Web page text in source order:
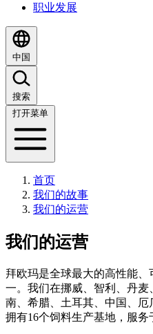
职业发展
中国
搜索
打开菜单
首页
我们的故事
我们的运营
我们的运营
拜欧玛是全球最大的高性能
一。我们在挪威、智利、丹
南、希腊、土耳其、中国、
拥有16个饲料生产基地，服务